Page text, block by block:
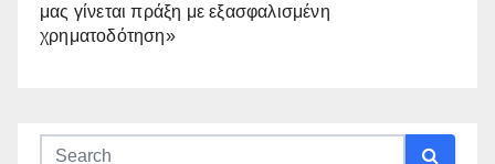
μας γίνεται πράξη με εξασφαλισμένη
χρηματοδότηση»